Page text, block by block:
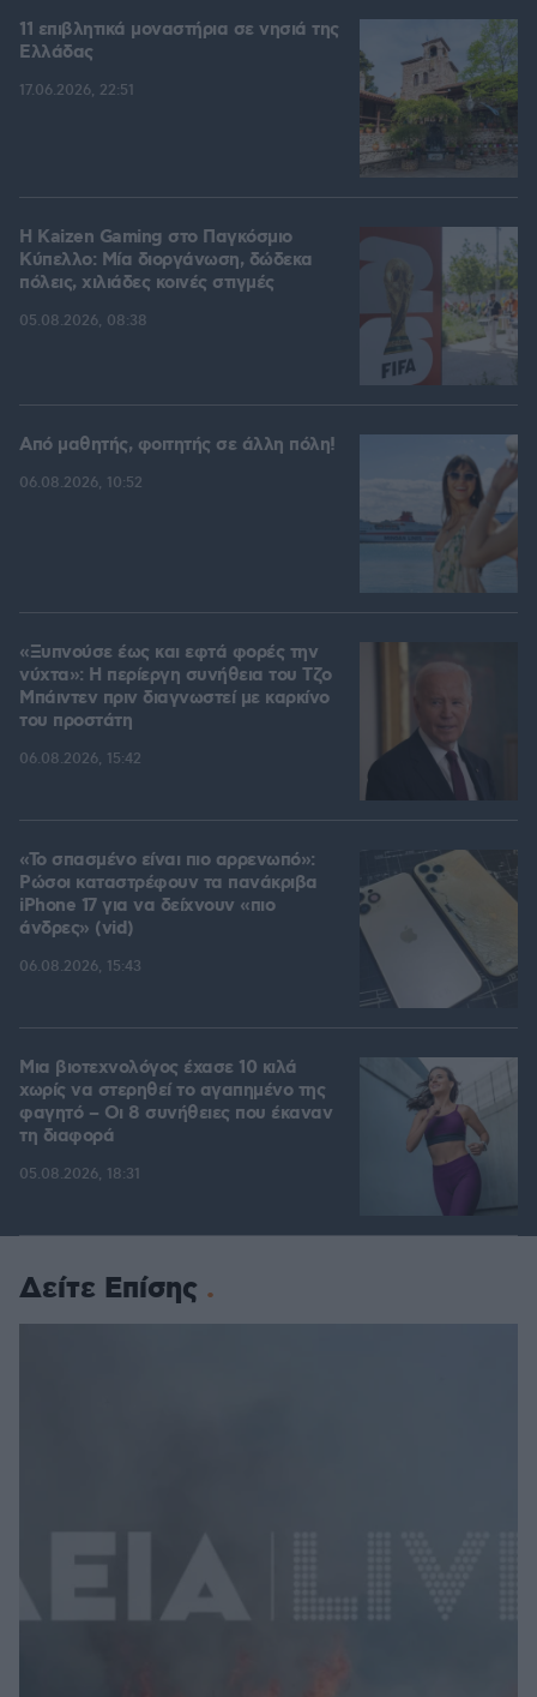
11 επιβλητικά μοναστήρια σε νησιά της
Ελλάδας
17.06.2026, 22:51
H Kaizen Gaming στο Παγκόσμιο
Kύπελλο: Μία διοργάνωση, δώδεκα
πόλεις, χιλιάδες κοινές στιγμές
05.08.2026, 08:38
Από μαθητής, φοιτητής σε άλλη πόλη!
06.08.2026, 10:52
«Ξυπνούσε έως και εφτά φορές την
νύχτα»: Η περίεργη συνήθεια του Τζο
Μπάιντεν πριν διαγνωστεί με καρκίνο
του προστάτη
06.08.2026, 15:42
«Το σπασμένο είναι πιο αρρενωπό»:
Ρώσοι καταστρέφουν τα πανάκριβα
iPhone 17 για να δείχνουν «πιο
άνδρες» (vid)
06.08.2026, 15:43
Μια βιοτεχνολόγος έχασε 10 κιλά
χωρίς να στερηθεί το αγαπημένο της
φαγητό – Οι 8 συνήθειες που έκαναν
τη διαφορά
05.08.2026, 18:31
Δείτε Επίσης